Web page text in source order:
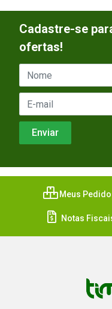
Cadastre-se
ofertas!
Meus
Notas